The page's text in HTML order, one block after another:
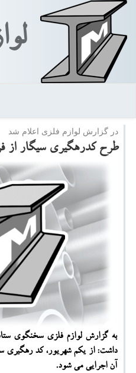
در گزارش لوازم فلزی اعلام شد
طرح كدرهگیری سیگار از
به گزارش لوازم فلزی سخنگوی
داشت: از یكم شهریور، كد رهگیری
آن اجرایی می شود.